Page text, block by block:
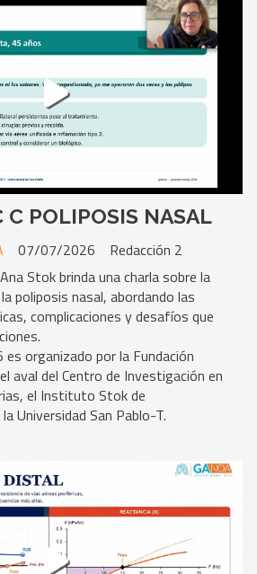
C POLIPOSIS NASAL
Redacción 2
07/07/2026
Stok brinda una charla sobre la
poliposis nasal, abordando las
complicaciones y desafíos que
organizado por la Fundación
aval del Centro de Investigación en
el Instituto Stok de
Universidad San Pablo-T.